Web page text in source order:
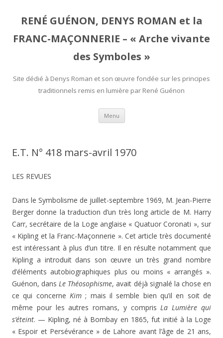
RENÉ GUÉNON, DENYS ROMAN et la
FRANC-MAÇONNERIE – « Arche vivante
des Symboles »
Site dédié à Denys Roman et son œuvre fondée sur les principes
traditionnels remis en lumière par René Guénon
Menu Aller
contenu
E.T. N° 418 mars-avril 1970
LES REVUES
Dans le Symbolisme de juillet-septembre 1969, M. Jean-Pierre
Berger donne la traduction d’un très long article de M. Harry
Carr, secrétaire de la Loge anglaise « Quatuor Coronati », sur
« Kipling et la Franc-Maçonnerie ». Cet article très documenté
est intéressant à plus d’un titre. Il en résulte notamment que
Kipling a introduit dans son œuvre un très grand nombre
d’éléments autobiographiques plus ou moins « arrangés ».
Guénon, dansLe Théosophisme, avait déjà signalé la chose en
ce qui concerne Kim ; mais il semble bien qu’il en soit de
même pour les autres romans, y comprisLa Lumière qui
s’éteint. — Kipling, né à Bombay en 1865, fut initié à la Loge
« Espoir et Persévérance » de Lahore avant l’âge de 21 ans,